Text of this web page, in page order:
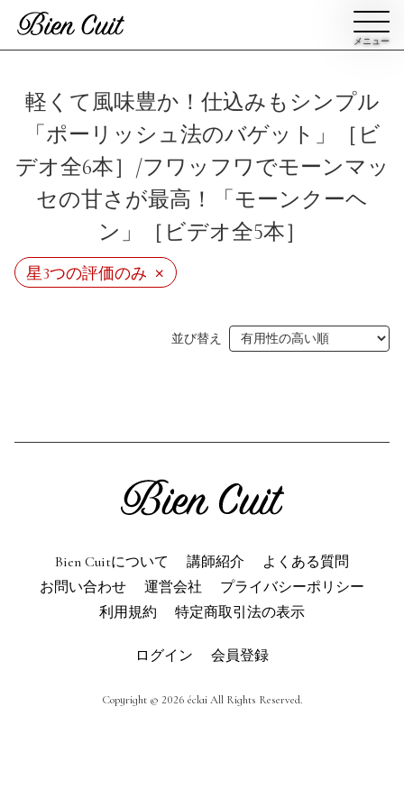
メニュー
ログイン
ビアンキュイカルテ
Bien Cuitについて
お問い合わせ
公開収録レッスン
パン屋になった人達
軽くて風味豊か！仕込みもシンプル
「ポーリッシュ法のバゲット」［ビ
デオ全6本］/フワッフワでモーンマッ
セの甘さが最高！「モーンクーヘ
ン」［ビデオ全5本］
星3つの評価のみ ×
並び替え
Bien Cuitについて 講師紹介
よくある質問
お問い合わせ
運営会社
プライバシーポリシー
利用規約
特定商取引法の表示
ログイン 会員登録
Copyright © 2026 éclai All Rights Reserved.